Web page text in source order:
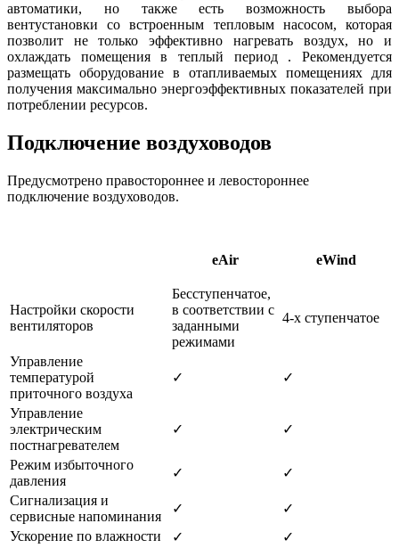
автоматики, но также есть возможность выбора
вентустановки со встроенным тепловым насосом, которая
позволит не только эффективно нагревать воздух, но и
охлаждать помещения в теплый период . Рекомендуется
размещать оборудование в отапливаемых помещениях для
получения максимально энергоэффективных показателей при
потреблении ресурсов.
Подключение воздуховодов
Предусмотрено правостороннее и левостороннее
подключение воздуховодов.
eAir eWind
Настройки скорости
вентиляторов
Бесступенчатое,
в соответствии с
заданными
режимами
4-х ступенчатое
Управление
температурой
приточного воздуха
✓ ✓
Управление
электрическим
постнагревателем
✓ ✓
Режим избыточного
давления
✓
✓
Сигнализация и
сервисные напоминания
✓
✓
Ускорение по влажности
✓
✓